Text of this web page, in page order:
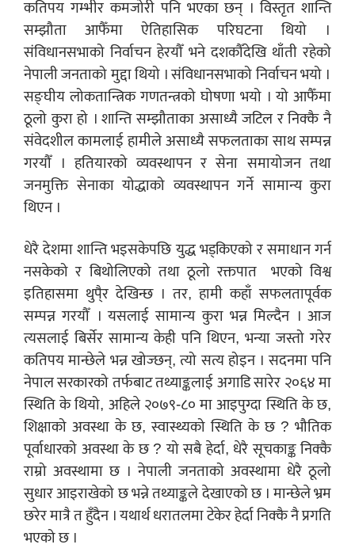
कतिपय गम्भीर कमजोरी पनि भएका छन् । विस्तृत शान्ति
सम्झौता आफैँमा ऐतिहासिक परिघटना थियो ।
संविधानसभाको निर्वाचन हेरयौँ भने दशकौँदेखि थाँती रहेको
नेपाली जनताको मुद्दा थियो । संविधानसभाको निर्वाचन भयो ।
सङ्घीय लोकतान्त्रिक गणतन्त्रको घोषणा भयो । यो आफैँमा
ठूलो कुरा हो । शान्ति सम्झौताका असाध्यै जटिल र निक्कै नै
संवेदशील कामलाई हामीले असाध्यै सफलताका साथ सम्पन्न
गरयौँ । हतियारको व्यवस्थापन र सेना समायोजन तथा
जनमुक्ति सेनाका योद्धाको व्यवस्थापन गर्ने सामान्य कुरा
थिएन ।
धेरै देशमा शान्ति भइसकेपछि युद्ध भड्किएको र समाधान गर्न
नसकेको र बिथोलिएको तथा ठूलो रक्तपात भएको विश्व
इतिहासमा थुपै्र देखिन्छ । तर, हामी कहाँ सफलतापूर्वक
सम्पन्न गरयौँ । यसलाई सामान्य कुरा भन्न मिल्दैन । आज
त्यसलाई बिर्सेर सामान्य केही पनि थिएन, भन्या जस्तो गरेर
कतिपय मान्छेले भन्न खोज्छन्, त्यो सत्य होइन । सदनमा पनि
नेपाल सरकारको तर्फबाट तथ्याङ्कलाई अगाडि सारेर २०६४ मा
स्थिति के थियो, अहिले २०७९-८० मा आइपुग्दा स्थिति के छ,
शिक्षाको अवस्था के छ, स्वास्थ्यको स्थिति के छ ? भौतिक
पूर्वाधारको अवस्था के छ ? यो सबै हेर्दा, धेरै सूचकाङ्क निक्कै
राम्रो अवस्थामा छ । नेपाली जनताको अवस्थामा धेरै ठूलो
सुधार आइराखेको छ भन्ने तथ्याङ्कले देखाएको छ । मान्छेले भ्रम
छरेर मात्रै त हुँदैन । यथार्थ धरातलमा टेकेर हेर्दा निक्कै नै प्रगति
भएको छ ।